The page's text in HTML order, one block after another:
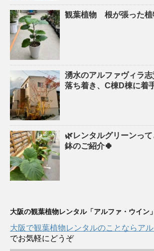
観葉植物 根が張った植
湧水のアルファヴィラ
落ち着き、C棟D棟に着
🌿レンタルグリーンっ
鉢のご紹介🍀
大阪の観葉植物レンタル「アルファ・ウイン」
大阪で観葉植物レンタルのことならア
でお気軽にどうぞ